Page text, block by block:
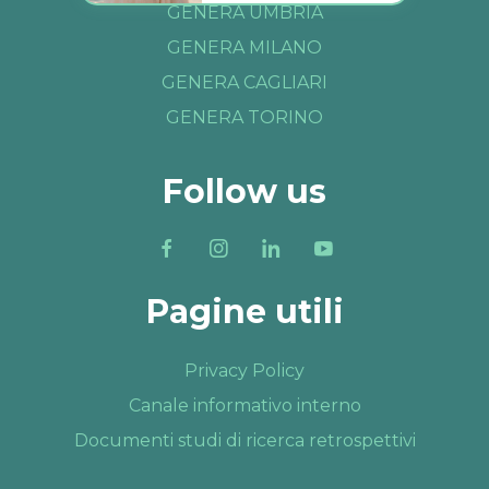
GENERA UMBRIA
GENERA MILANO
GENERA CAGLIARI
GENERA TORINO
Follow us
Pagine utili
Privacy Policy
Canale informativo interno
Documenti studi di ricerca retrospettivi